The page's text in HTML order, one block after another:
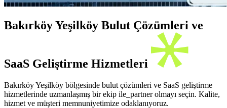
Bakırköy Yeşilköy Bulut Çözümleri ve
SaaS Geliştirme Hizmetleri
Bakırköy Yeşilköy bölgesinde bulut çözümleri ve SaaS geliştirme
hizmetlerinde uzmanlaşmış bir ekip ile_partner olmayı seçin. Kalite,
hizmet ve müşteri memnuniyetimize odaklanıyoruz.